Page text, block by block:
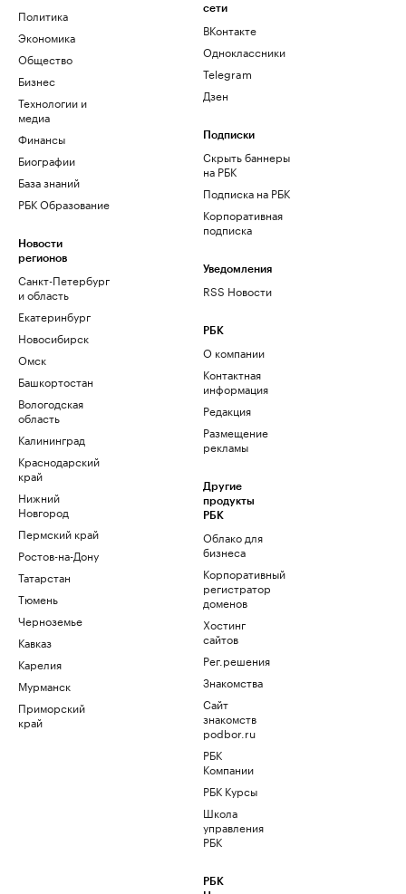
Политика
Экономика
Общество
Бизнес
Технологии и
медиа
Финансы
Биографии
База знаний
РБК Образование
Новости
регионов
Санкт-Петербург
и область
Екатеринбург
Новосибирск
Омск
Башкортостан
Вологодская
область
Калининград
Краснодарский
край
Нижний
Новгород
Пермский край
Ростов-на-Дону
Татарстан
Тюмень
Черноземье
Кавказ
Карелия
Мурманск
Приморский
край
сети
ВКонтакте
Одноклассники
Telegram
Дзен
Подписки
Скрыть баннеры
на РБК
Подписка на РБК
Корпоративная
подписка
Уведомления
RSS Новости
РБК
О компании
Контактная
информация
Редакция
Размещение
рекламы
Другие
продукты
РБК
Облако для
бизнеса
Корпоративный
регистратор
доменов
Хостинг
сайтов
Рег.решения
Знакомства
Сайт
знакомств
podbor.ru
РБК
Компании
РБК Курсы
Школа
управления
РБК
РБК